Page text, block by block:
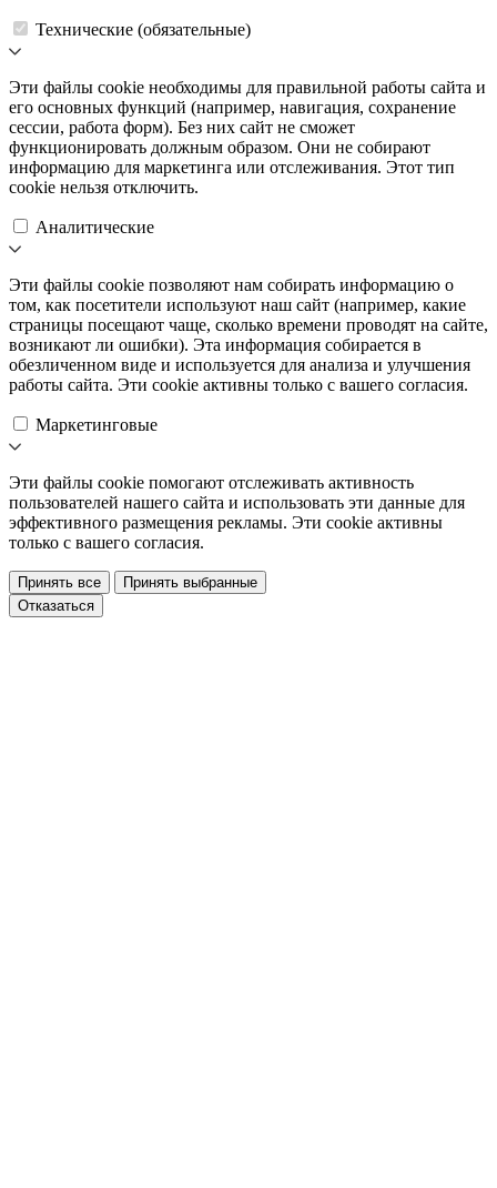
Технические (обязательные)
Эти файлы cookie необходимы для правильной работы сайта и
его основных функций (например, навигация, сохранение
сессии, работа форм). Без них сайт не сможет
функционировать должным образом. Они не собирают
информацию для маркетинга или отслеживания. Этот тип
cookie нельзя отключить.
Аналитические
Эти файлы cookie позволяют нам собирать информацию о
том, как посетители используют наш сайт (например, какие
страницы посещают чаще, сколько времени проводят на сайте,
возникают ли ошибки). Эта информация собирается в
обезличенном виде и используется для анализа и улучшения
работы сайта. Эти cookie активны только с вашего согласия.
Маркетинговые
Эти файлы cookie помогают отслеживать активность
пользователей нашего сайта и использовать эти данные для
эффективного размещения рекламы. Эти cookie активны
только с вашего согласия.
Принять все
Принять выбранные
Отказаться